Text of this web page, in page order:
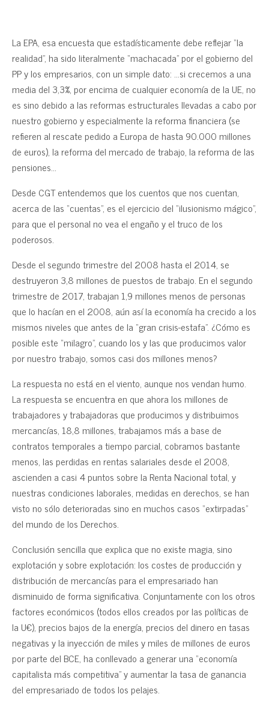
La EPA, esa encuesta que estadísticamente debe reflejar “la
realidad”, ha sido literalmente “machacada” por el gobierno del
PP y los empresarios, con un simple dato: …si crecemos a una
media del 3,3%, por encima de cualquier economía de la UE, no
es sino debido a las reformas estructurales llevadas a cabo por
nuestro gobierno y especialmente la reforma financiera (se
refieren al rescate pedido a Europa de hasta 90.000 millones
de euros), la reforma del mercado de trabajo, la reforma de las
pensiones…
Desde CGT entendemos que los cuentos que nos cuentan,
acerca de las “cuentas”, es el ejercicio del “ilusionismo mágico”,
para que el personal no vea el engaño y el truco de los
poderosos.
Desde el segundo trimestre del 2008 hasta el 2014, se
destruyeron 3,8 millones de puestos de trabajo. En el segundo
trimestre de 2017, trabajan 1,9 millones menos de personas
que lo hacían en el 2008, aún así la economía ha crecido a los
mismos niveles que antes de la “gran crisis-estafa”. ¿Cómo es
posible este “milagro”, cuando los y las que producimos valor
por nuestro trabajo, somos casi dos millones menos?
La respuesta no está en el viento, aunque nos vendan humo.
La respuesta se encuentra en que ahora los millones de
trabajadores y trabajadoras que producimos y distribuimos
mercancías, 18,8 millones, trabajamos más a base de
contratos temporales a tiempo parcial, cobramos bastante
menos, las perdidas en rentas salariales desde el 2008,
ascienden a casi 4 puntos sobre la Renta Nacional total, y
nuestras condiciones laborales, medidas en derechos, se han
visto no sólo deterioradas sino en muchos casos “extirpadas”
del mundo de los Derechos.
Conclusión sencilla que explica que no existe magia, sino
explotación y sobre explotación: los costes de producción y
distribución de mercancías para el empresariado han
disminuido de forma significativa. Conjuntamente con los otros
factores económicos (todos ellos creados por las políticas de
la U€), precios bajos de la energía, precios del dinero en tasas
negativas y la inyección de miles y miles de millones de euros
por parte del BCE, ha conllevado a generar una “economía
capitalista más competitiva” y aumentar la tasa de ganancia
del empresariado de todos los pelajes.